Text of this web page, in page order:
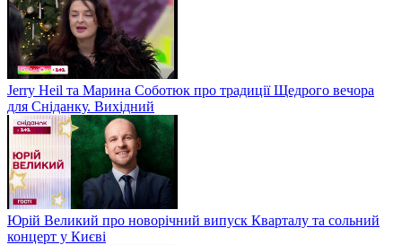
Jerry Heil та Марина Соботюк про традиції Щедрого вечора
для Сніданку. Вихідний
Юрій Великий про новорічний випуск Кварталу та сольний
концерт у Києві